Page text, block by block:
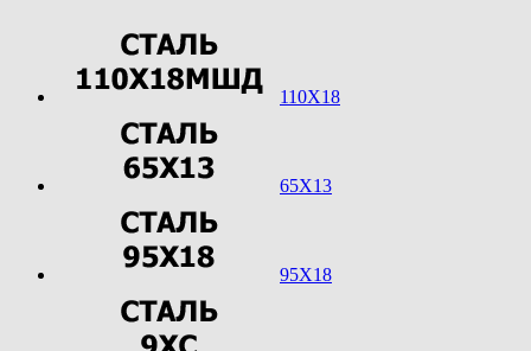
110Х18
65Х13
95Х18